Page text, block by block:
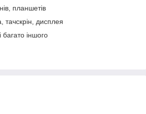
планшетів
тачскрін, дисплея
іншого